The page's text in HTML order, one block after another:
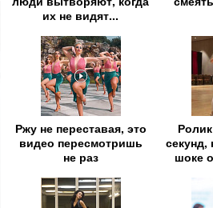
их не видят...
Ржу не переставая, это
видео пересмотришь
не раз
секунд,
шоке